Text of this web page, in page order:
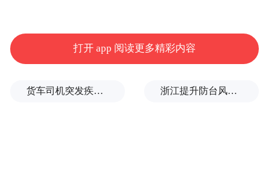
打开 app 阅读更多精彩内容
货车司机突发疾病晕倒车轮边，陌生同行第一时间发现并救助 浙江提升防台风应急响应至Ⅰ级